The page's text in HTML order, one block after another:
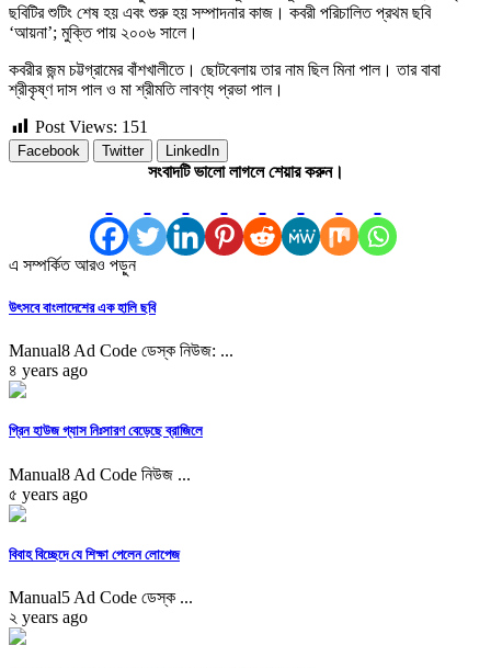
ছবিটির শুটিং শেষ হয় এবং শুরু হয় সম্পাদনার কাজ। কবরী পরিচালিত প্রথম ছবি
‘আয়না’; মুক্তি পায় ২০০৬ সালে।
কবরীর জন্ম চট্টগ্রামের বাঁশখালীতে। ছোটবেলায় তার নাম ছিল মিনা পাল। তার বাবা
শ্রীকৃষ্ণ দাস পাল ও মা শ্রীমতি লাবণ্য প্রভা পাল।
Post Views: 151
Facebook Twitter LinkedIn
সংবাদটি ভালো লাগলে শেয়ার করুন।
এ সম্পর্কিত আরও পড়ুন
উৎসবে বাংলাদেশের এক হালি ছবি
Manual8 Ad Code ডেস্ক নিউজ: ...
৪ years ago
গ্রিন হাউজ গ্যাস নিঃসারণ বেড়েছে ব্রাজিলে
Manual8 Ad Code নিউজ ...
৫ years ago
বিবাহ বিচ্ছেদে যে শিক্ষা পেলেন লোপেজ
Manual5 Ad Code ডেস্ক ...
২ years ago